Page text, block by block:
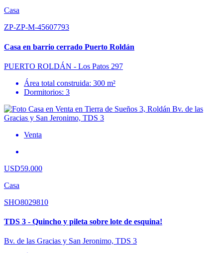
Casa
ZP-ZP-M-45607793
Casa en barrio cerrado Puerto Roldán
PUERTO ROLDÁN - Los Patos 297
Área total construida: 300 m²
Dormitorios: 3
Venta
USD59.000
Casa
SHO8029810
TDS 3 - Quincho y pileta sobre lote de esquina!
Bv. de las Gracias y San Jeronimo, TDS 3